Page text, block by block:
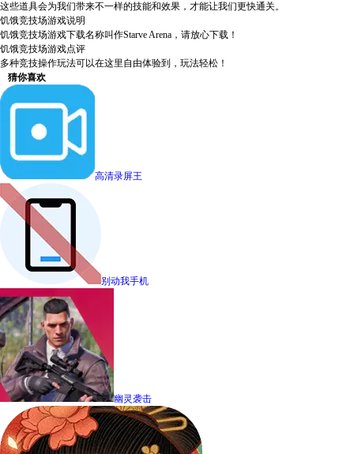
这些道具会为我们带来不一样的技能和效果，才能让我们更快通关。
饥饿竞技场游戏说明
饥饿竞技场游戏下载名称叫作Starve Arena，请放心下载！
饥饿竞技场游戏点评
多种竞技操作玩法可以在这里自由体验到，玩法轻松！
猜你喜欢
高清录屏王
别动我手机
幽灵袭击